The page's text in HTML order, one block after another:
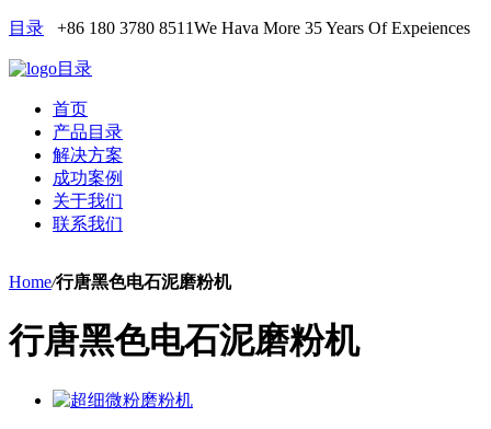
目录 +86 180 3780 8511We Hava More 35 Years Of Expeiences
目录
首页
产品目录
解决方案
成功案例
关于我们
联系我们
Home/行唐黑色电石泥磨粉机
行唐黑色电石泥磨粉机